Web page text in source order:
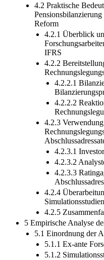
4.2 Praktische
Reform
4.2.1 Überblick
IFRS
4.2.2
4.2.2.1
4.2.2.2
4.2.3
4.2.3.1
4.2.3.2
4.2.3.3
4.2.4
Simulationsstudien
4.2.5
5 Empirische Analyse
5.1 Einordnung der
5.1.1 Ex-ante
5.1.2